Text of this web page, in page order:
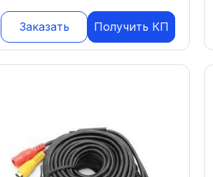
Заказать Получить КП